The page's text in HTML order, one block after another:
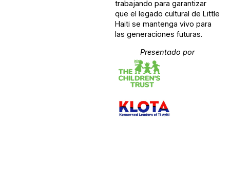
trabajando para garantizar
que el legado cultural de Little
Haiti se mantenga vivo para
las generaciones futuras.
Presentado por